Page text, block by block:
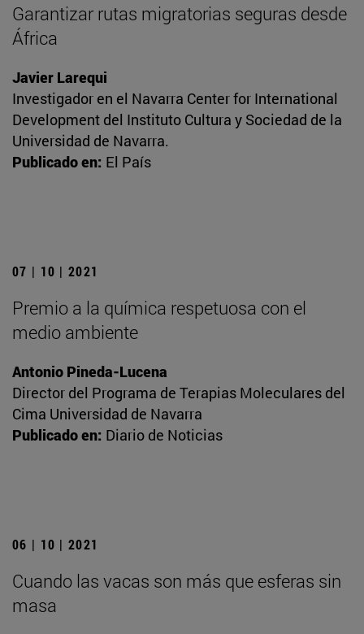
Garantizar rutas migratorias seguras desde
África
Javier Larequi
Investigador en el Navarra Center for International
Development del Instituto Cultura y Sociedad de la
Universidad de Navarra.
Publicado en: El País
07 | 10 | 2021
Premio a la química respetuosa con el
medio ambiente
Antonio Pineda-Lucena
Director del Programa de Terapias Moleculares del
Cima Universidad de Navarra
Publicado en: Diario de Noticias
06 | 10 | 2021
Cuando las vacas son más que esferas sin
masa